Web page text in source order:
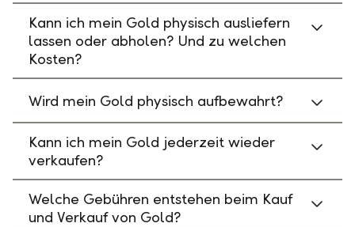
Kann ich mein Gold physisch ausliefern
lassen oder abholen? Und zu welchen
Kosten?
Wird mein Gold physisch aufbewahrt?
Kann ich mein Gold jederzeit wieder
verkaufen?
Welche Gebühren entstehen beim Kauf
und Verkauf von Gold?